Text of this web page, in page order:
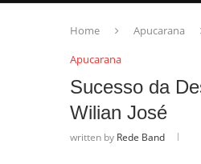
Home Apucarana
Apucarana
Sucesso da
Wilian José
written by Rede Band